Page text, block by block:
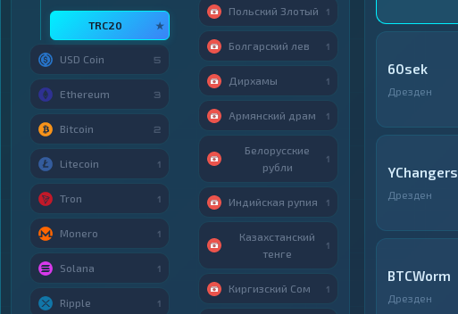
60sek
Дрезден
YChangers
Дрезден
BTCWorm
Дрезден
TRC20 ★
USD Coin 5
Ethereum 3
Bitcoin 2
Litecoin 1
Tron 1
Monero 1
Solana 1
Ripple 1
Польский Злотый 1
Болгарский лев 1
Дирхамы 1
Армянский драм 1
Белорусские
рубли
1
Индийская рупия 1
Казахстанский
тенге
1
Киргизский Сом 1